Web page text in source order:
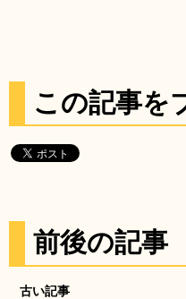
この記事を
前後の記事
古い記事